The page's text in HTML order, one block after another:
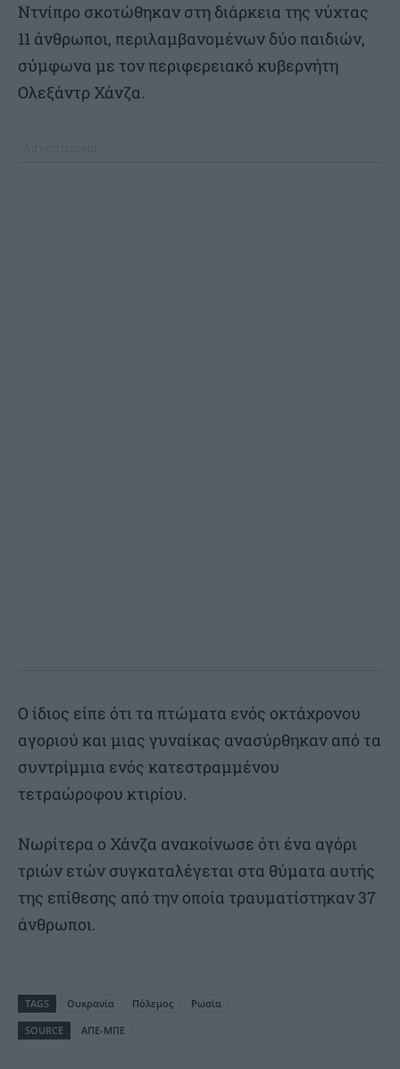
Ντνίπρο σκοτώθηκαν στη διάρκεια της νύχτας
11 άνθρωποι, περιλαμβανομένων δύο παιδιών,
σύμφωνα με τον περιφερειακό κυβερνήτη
Ολεξάντρ Χάνζα.
Ο ίδιος είπε ότι τα πτώματα ενός οκτάχρονου
αγοριού και μιας γυναίκας ανασύρθηκαν από τα
συντρίμμια ενός κατεστραμμένου
τετραώροφου κτιρίου.
Νωρίτερα ο Χάνζα ανακοίνωσε ότι ένα αγόρι
τριών ετών συγκαταλέγεται στα θύματα αυτής
της επίθεσης από την οποία τραυματίστηκαν 37
άνθρωποι.
TAGS Ουκρανία Πόλεμος
Ρωσία
SOURCE
ΑΠΕ-ΜΠΕ